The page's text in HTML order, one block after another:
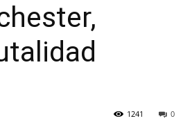
0
1241